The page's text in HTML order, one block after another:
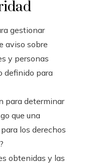
gestionar
aviso sobre
y personas
definido para
para determinar
que una
los derechos
obtenidas y las